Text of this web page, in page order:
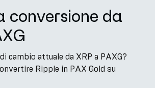
conversione da
cambio attuale da XRP a PAXG?
Ripple in PAX Gold su